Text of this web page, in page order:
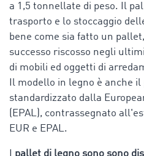
a 1,5 tonnellate di peso. Il
trasporto e lo stoccaggio
bene come sia fatto un
successo riscosso negli
di mobili ed oggetti di
Il modello in legno è anche
standardizzato dalla
(EPAL), contrassegnato
EUR e EPAL.
pallet di legno sono sono